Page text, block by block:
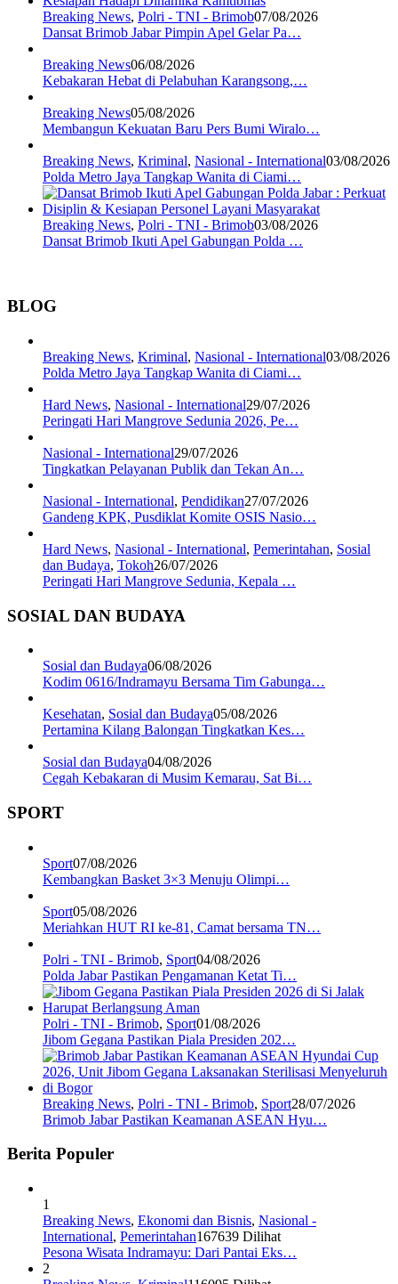
Breaking News, Polri - TNI - Brimob07/08/2026
Dansat Brimob Jabar Pimpin Apel Gelar Pa…
Breaking News06/08/2026
Kebakaran Hebat di Pelabuhan Karangsong,…
Breaking News05/08/2026
Membangun Kekuatan Baru Pers Bumi Wiralo…
Breaking News, Kriminal, Nasional - International03/08/2026
Polda Metro Jaya Tangkap Wanita di Ciami…
Breaking News, Polri - TNI - Brimob03/08/2026
Dansat Brimob Ikuti Apel Gabungan Polda …
BLOG
Breaking News, Kriminal, Nasional - International03/08/2026
Polda Metro Jaya Tangkap Wanita di Ciami…
Hard News, Nasional - International29/07/2026
Peringati Hari Mangrove Sedunia 2026, Pe…
Nasional - International29/07/2026
Tingkatkan Pelayanan Publik dan Tekan An…
Nasional - International, Pendidikan27/07/2026
Gandeng KPK, Pusdiklat Komite OSIS Nasio…
Hard News, Nasional - International, Pemerintahan, Sosial
dan Budaya, Tokoh26/07/2026
Peringati Hari Mangrove Sedunia, Kepala …
SOSIAL DAN BUDAYA
Sosial dan Budaya06/08/2026
Kodim 0616/Indramayu Bersama Tim Gabunga…
Kesehatan, Sosial dan Budaya05/08/2026
Pertamina Kilang Balongan Tingkatkan Kes…
Sosial dan Budaya04/08/2026
Cegah Kebakaran di Musim Kemarau, Sat Bi…
SPORT
Sport07/08/2026
Kembangkan Basket 3×3 Menuju Olimpi…
Sport05/08/2026
Meriahkan HUT RI ke-81, Camat bersama TN…
Polri - TNI - Brimob, Sport04/08/2026
Polda Jabar Pastikan Pengamanan Ketat Ti…
Polri - TNI - Brimob, Sport01/08/2026
Jibom Gegana Pastikan Piala Presiden 202…
Breaking News, Polri - TNI - Brimob, Sport28/07/2026
Brimob Jabar Pastikan Keamanan ASEAN Hyu…
Berita Populer
1
Breaking News, Ekonomi dan Bisnis, Nasional -
International, Pemerintahan167639 Dilihat
Pesona Wisata Indramayu: Dari Pantai Eks…
2